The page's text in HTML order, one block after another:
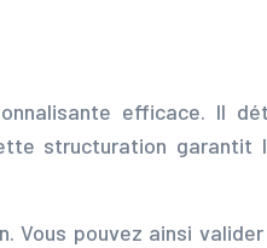
efficace. Il
structuration
Vous pouvez ainsi